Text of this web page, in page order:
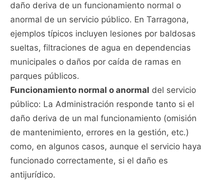
daño deriva de un funcionamiento normal o
anormal de un servicio público. En Tarragona,
ejemplos típicos incluyen lesiones por baldosas
sueltas, filtraciones de agua en dependencias
municipales o daños por caída de ramas en
parques públicos.
Funcionamiento normal o anormal del servicio
público: La Administración responde tanto si el
daño deriva de un mal funcionamiento (omisión
de mantenimiento, errores en la gestión, etc.)
como, en algunos casos, aunque el servicio haya
funcionado correctamente, si el daño es
antijurídico.